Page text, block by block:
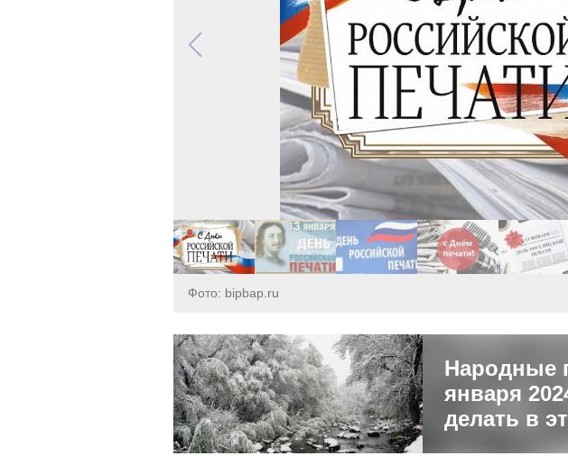
Фото: bipbap.ru
Народные
января
делать в